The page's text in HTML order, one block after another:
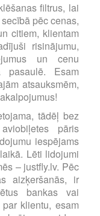
filtrus, lai
pēc cenas,
citiem, klientam
risinājumu,
un cenu
pasaulē. Esam
atsauksmēm,
tādēļ bez
pāris
iespējams
Lēti lidojumi
– justfly.lv. Pēc
aizķeršanās, ir
bankas vai
klientu, esam